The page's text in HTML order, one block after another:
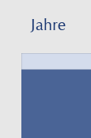
Jahre